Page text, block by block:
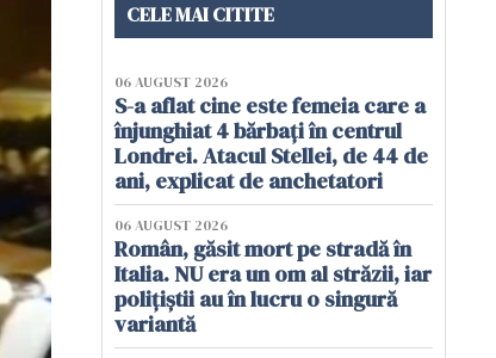
CELE MAI CITITE
06 AUGUST 2026
S-a aflat cine este femeia care a
înjunghiat 4 bărbați în centrul
Londrei. Atacul Stellei, de 44 de
ani, explicat de anchetatori
06 AUGUST 2026
Român, găsit mort pe stradă în
Italia. NU era un om al străzii, iar
polițiștii au în lucru o singură
variantă